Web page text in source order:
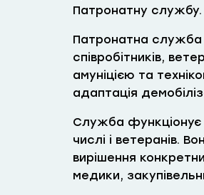
Патронатну службу.
Патронатна служба
співробітників,
амуніцією та
адаптація
Служба функціонує
числі і ветеранів.
вирішення
медики,